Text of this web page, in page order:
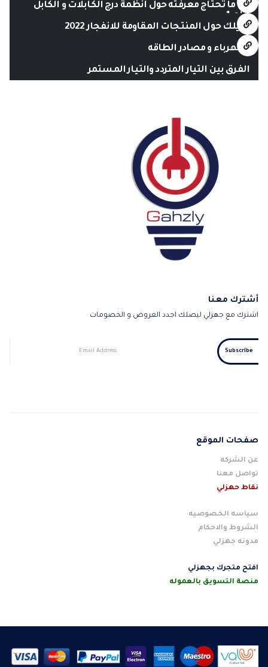
كل ما تحتاج معرفته حول أنظمة درج الكابلات و الكابل
تراي 1
دليلك حول المنتجات المقاومة للانفجار 2022
الكهرباء و مصادر الطاقه
الفرق بين التيار المتردد والتيار المستمر
أشترك معنا
اشترك مع جهزلي ليصلك اجدد العروض و الخصومات
صفحات الموقع
عن الشركه
تواصل معنا
نقاط حهزلي
سياسه الخصوصيه
الشروط والاحكام
مدونه جهزلي
افتح متجرك بجهزلي
منصة التسويق بالعموله